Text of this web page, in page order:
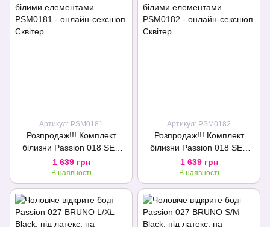
Артикул: PSM0181
Розпродаж!!! Комплект
білизни Passion 018 SET
L/XL, чорні шортики і топік з
білими елементами
1 639 грн
В наявності
Артикул: PSM0182
Розпродаж!!! Комплект
білизни Passion 018 SET
S/M, чорні шортики і топік з
білими елементами
1 639 грн
В наявності